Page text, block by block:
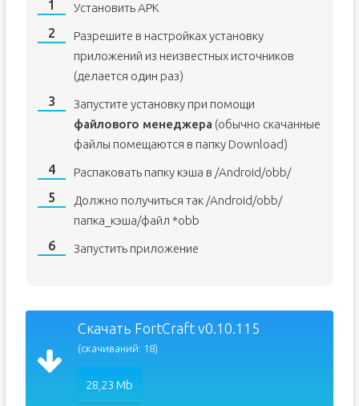
Установить APK
Разрешите в настройках установку
приложений из неизвестных источников
(делается один раз)
Запустите установку при помощи
файлового менеджера (обычно скачанные
файлы помещаются в папку Download)
Распаковать папку кэша в /Android/obb/
Должно получиться так /Android/obb/
папка_кэша/файл *obb
Запустить приложение
Скачать FortCraft v0.10.115
(скачиваний: 18)
28,23 Mb